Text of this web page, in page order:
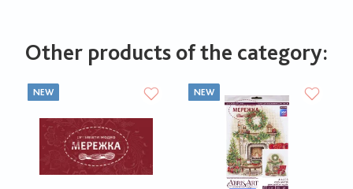
Other products of the category:
NEW NEW